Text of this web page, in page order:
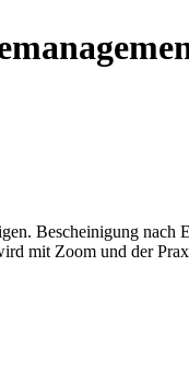
Bescheinigung
mit Zoom und der